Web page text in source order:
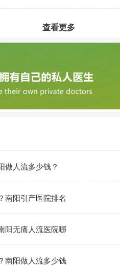
查看更多
做人流多少钱？
南阳引产医院排名
阳无痛人流医院哪
南阳做人流多少钱